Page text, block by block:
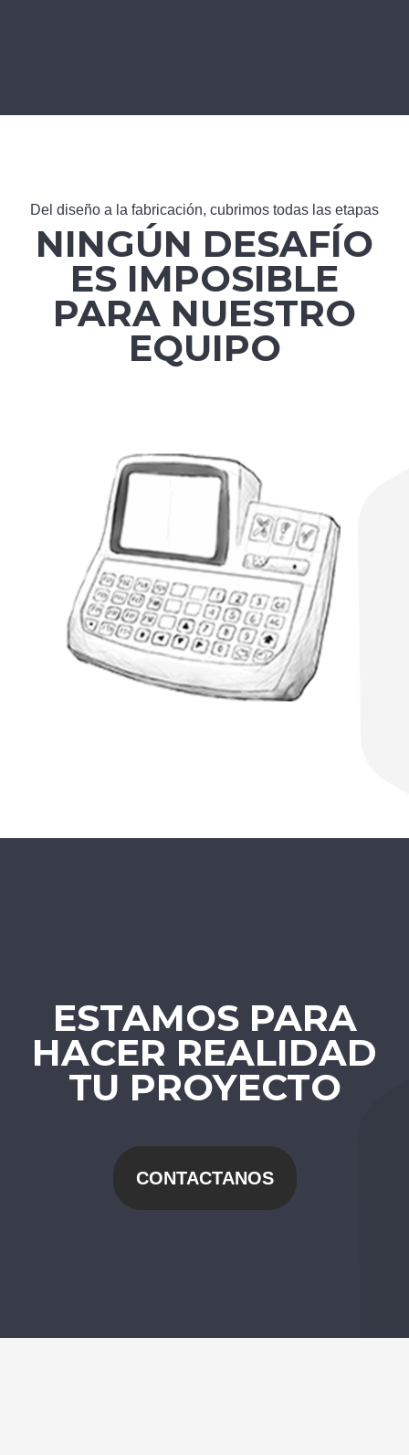
Del diseño a la fabricación, cubrimos todas las etapas
NINGÚN DESAFÍO
ES IMPOSIBLE
PARA NUESTRO
EQUIPO
ESTAMOS PARA
HACER REALIDAD
TU PROYECTO
CONTACTANOS